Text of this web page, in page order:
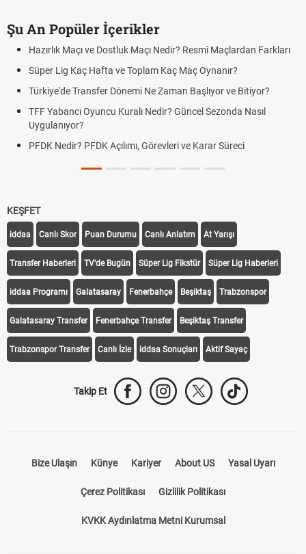
Şu An Popüler İçerikler
Hazırlık Maçı ve Dostluk Maçı Nedir? Resmî Maçlardan Farkları
Süper Lig Kaç Hafta ve Toplam Kaç Maç Oynanır?
Türkiye'de Transfer Dönemi Ne Zaman Başlıyor ve Bitiyor?
TFF Yabancı Oyuncu Kuralı Nedir? Güncel Sezonda Nasıl
Uygulanıyor?
PFDK Nedir? PFDK Açılımı, Görevleri ve Karar Süreci
KEŞFET
iddaa Canlı Skor Puan Durumu Canlı Anlatım At Yarışı
Transfer Haberleri TV'de Bugün Süper Lig Fikstür Süper Lig Haberleri
iddaa Programı Galatasaray Fenerbahçe Beşiktaş Trabzonspor
Galatasaray Transfer Fenerbahçe Transfer Beşiktaş Transfer
Trabzonspor Transfer Canlı İzle iddaa Sonuçları Aktif Sayaç
Takip Et
Bize Ulaşın Künye Kariyer About US Yasal Uyarı
Çerez Politikası Gizlilik Politikası
KVKK Aydınlatma Metni Kurumsal